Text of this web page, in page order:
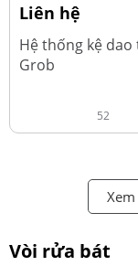
Liên hệ
Hệ thống kệ
Grob
52
Vòi rửa bát